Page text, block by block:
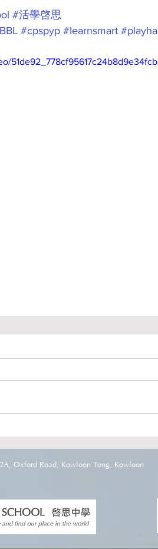
#活學啓思
#cpspyp #learnsmart
2A, Oxford Road, Kowloon Tong, Kowloon